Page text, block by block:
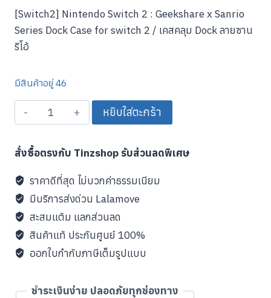
[Switch2] Nintendo Switch 2 : Geekshare x Sanrio
Series Dock Case for switch 2 / เคสคลุม Dock ลายซาน
ริโอ้
มีสินค้าอยู่ 46
จำนวน
NS2
Kuromi
model
silicone
base
shell
ชิ้น
หยิบใส่ตะกร้า
สั่งซื้อตรงกับ Tinzshop รับส่วนลดพิเศษ
ราคาดีที่สุด ไม่บวกค่าธรรมเนียม
มีบริการส่งด่วน Lalamove
สะสมแต้ม แลกส่วนลด
สินค้าแท้ ประกันศูนย์ 100%
ออกใบกำกับภาษีเต็มรูปแบบ
ชำระเงินง่าย ปลอดภัยทุกช่องทาง